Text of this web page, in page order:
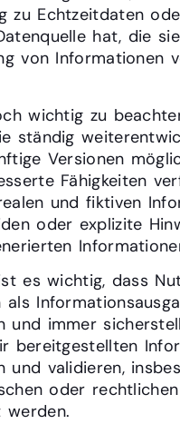
zu Echtzeitdaten
hat, die
von Informationen
wichtig zu
ständig
Versionen
Fähigkeiten
und fiktiven
oder explizite
es wichtig, dass
und immer
bereitgestellten
und validieren,
oder
werden.